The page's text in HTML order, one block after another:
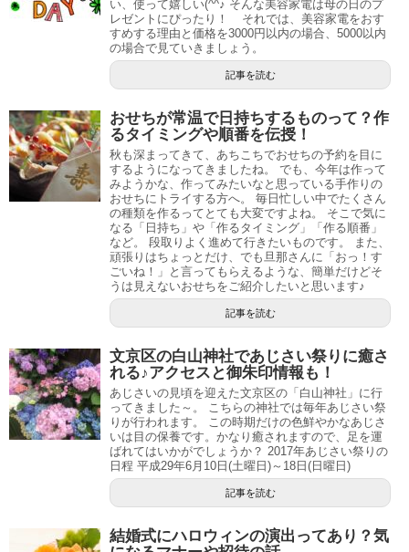
い、使って嬉しい(^^♪ そんな美容家電は母の日のプ
レゼントにぴったり！ それでは、美容家電をおす
すめする理由と価格を3000円以内の場合、5000以内
の場合で見ていきましょう。
記事を読む
おせちが常温で日持ちするものって？作
るタイミングや順番を伝授！
秋も深まってきて、あちこちでおせちの予約を目に
するようになってきましたね。 でも、今年は作って
みようかな、作ってみたいなと思っている手作りの
おせちにトライする方へ。 毎日忙しい中でたくさん
の種類を作るってとても大変ですよね。 そこで気に
なる「日持ち」や「作るタイミング」「作る順番」
など。 段取りよく進めて行きたいものです。 また、
頑張りはちょっとだけ、でも旦那さんに「おっ！す
ごいね！」と言ってもらえるような、簡単だけどそ
うは見えないおせちをご紹介したいと思います♪
記事を読む
文京区の白山神社であじさい祭りに癒さ
れる♪アクセスと御朱印情報も！
あじさいの見頃を迎えた文京区の「白山神社」に行
ってきました～。 こちらの神社では毎年あじさい祭
りが行われます。 この時期だけの色鮮やかなあじさ
いは目の保養です。かなり癒されますので、足を運
ばれてはいかがでしょうか？ 2017年あじさい祭りの
日程 平成29年6月10日(土曜日)～18日(日曜日)
記事を読む
結婚式にハロウィンの演出ってあり？気